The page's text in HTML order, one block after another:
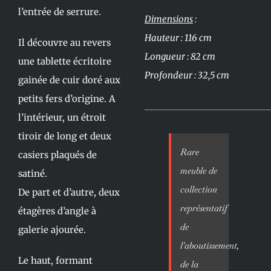
l’entrée de serrure.
Il découvre au revers
une tablette écritoire
gainée de cuir doré aux
petits fers d’origine. A
l’intérieur, un étroit
tiroir de long et deux
casiers plaqués de
satiné.
De part et d’autre, deux
étagères d’angle à
galerie ajourée.
Le haut, formant
Dimensions:
Hauteur : 116 cm
Longueur : 82 cm
Profondeur : 32,5 cm
Rare
meuble de
collection
représentatif
de
l’aboutissement,
de la